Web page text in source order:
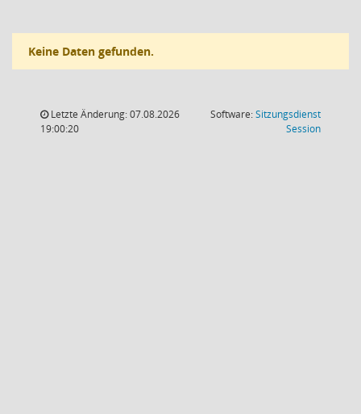
Keine Daten gefunden.
Letzte Änderung: 07.08.2026
19:00:20
Software:Sitzungsdienst
Session(Wird in